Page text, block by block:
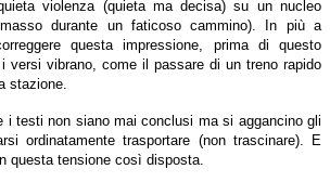
violenza (quieta ma decisa) su un nucleo
durante un faticoso cammino). In più a
questa impressione, prima di questo
versi vibrano, come il passare di un treno rapido
stazione.
i testi non siano mai conclusi ma si aggancino gli
ordinatamente trasportare (non trascinare). E
questa tensione così disposta.